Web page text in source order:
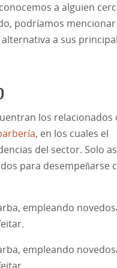
a alguien
podríamos
a sus
los relacionados
, en los cuales el
del sector. Solo
para desempeñarse
empleando
empleando